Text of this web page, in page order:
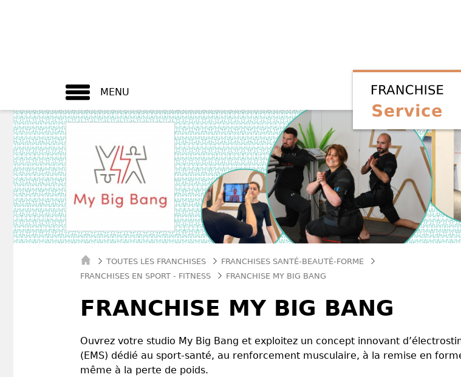
MENU
TOUTES LES FRANCHISES
FRANCHISES SANTÉ-BEAUTÉ-FORME
FRANCHISES EN SPORT - FITNESS
FRANCHISE MY BIG BANG
FRANCHISE MY BIG BANG
Ouvrez votre studio My Big Bang et exploitez un concept innovant
(EMS) dédié au sport-santé, au renforcement musculaire, à la remise en
même à la perte de poids.